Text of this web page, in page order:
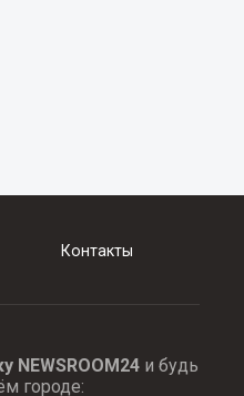
Контакты
NEWSROOM24и будь
городе: